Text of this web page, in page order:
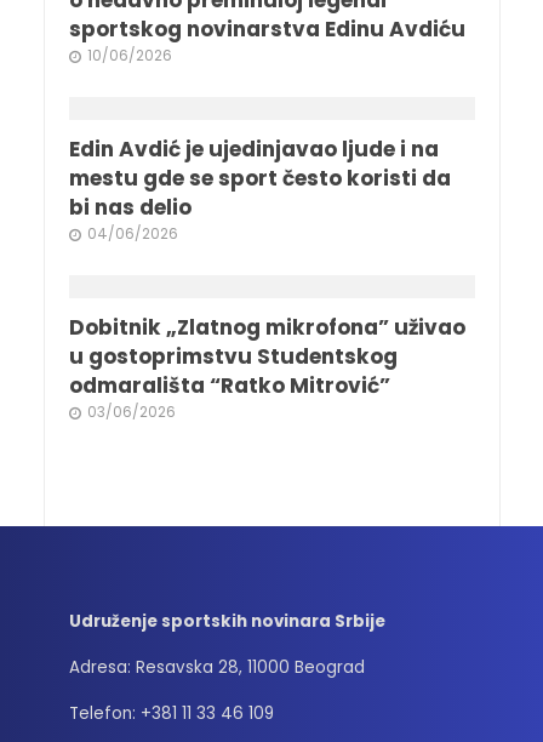
sportskog novinarstva Edinu Avdiću
10/06/2026
Edin Avdić je ujedinjavao ljude i na
mestu gde se sport često koristi da
bi nas delio
04/06/2026
Dobitnik „Zlatnog mikrofona” uživao
u gostoprimstvu Studentskog
odmarališta “Ratko Mitrović”
03/06/2026
Udruženje sportskih novinara Srbije
Adresa: Resavska 28, 11000 Beograd
Telefon: +381 11 33 46 109